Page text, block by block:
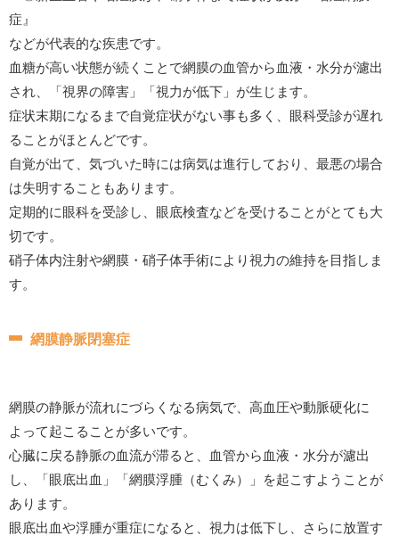
症』
などが代表的な疾患です。
血糖が高い状態が続くことで網膜の血管から血液・水分が濾出
され、「視界の障害」「視力が低下」が生じます。
症状末期になるまで自覚症状がない事も多く、眼科受診が遅れ
ることがほとんどです。
自覚が出て、気づいた時には病気は進行しており、最悪の場合
は失明することもあります。
定期的に眼科を受診し、眼底検査などを受けることがとても大
切です。
硝子体内注射や網膜・硝子体手術により視力の維持を目指しま
す。
網膜静脈閉塞症
網膜の静脈が流れにづらくなる病気で、高血圧や動脈硬化に
よって起こることが多いです。
心臓に戻る静脈の血流が滞ると、血管から血液・水分が濾出
し、「眼底出血」「網膜浮腫（むくみ）」を起こすようことが
あります。
眼底出血や浮腫が重症になると、視力は低下し、さらに放置す